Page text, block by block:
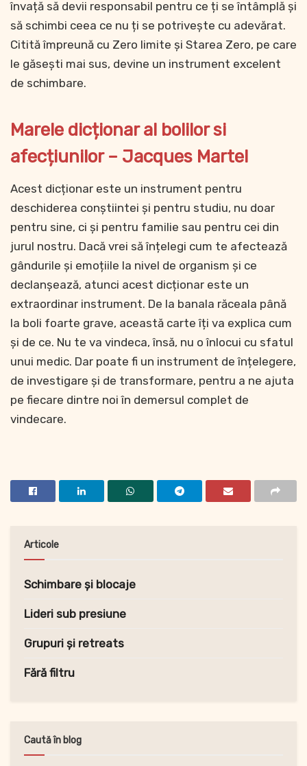
învață să devii responsabil pentru ce ți se întâmplă și
să schimbi ceea ce nu ți se potrivește cu adevărat.
Citită împreună cu Zero limite și Starea Zero, pe care
le găsești mai sus, devine un instrument excelent
de schimbare.
Marele dicționar al bolilor si
afecțiunilor – Jacques Martel
Acest dicționar este un instrument pentru
deschiderea conștiintei și pentru studiu, nu doar
pentru sine, ci și pentru familie sau pentru cei din
jurul nostru. Dacă vrei să înțelegi cum te afectează
gândurile și emoțiile la nivel de organism și ce
declanșează, atunci acest dicționar este un
extraordinar instrument. De la banala răceala până
la boli foarte grave, această carte îți va explica cum
și de ce. Nu te va vindeca, însă, nu o înlocui cu sfatul
unui medic. Dar poate fi un instrument de înțelegere,
de investigare și de transformare, pentru a ne ajuta
pe fiecare dintre noi în demersul complet de
vindecare.
Articole
Schimbare și blocaje
Lideri sub presiune
Grupuri și retreats
Fără filtru
Caută în blog